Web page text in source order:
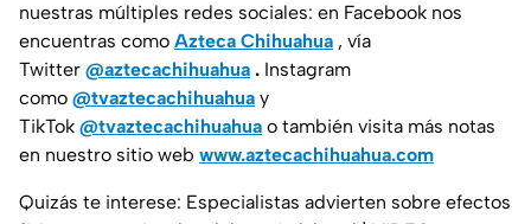
nuestras múltiples redes sociales: en Facebook nos
encuentras como Azteca Chihuahua , vía
Twitter @aztecachihuahua . Instagram
como @tvaztecachihuahua y
TikTok @tvaztecachihuahua o también visita más notas
en nuestro sitio web www.aztecachihuahua.com
Quizás te interese: Especialistas advierten sobre efectos